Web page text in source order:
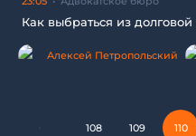
Как выбраться из
Алексей Петропольский
108 109 110